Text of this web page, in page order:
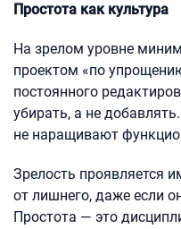
Простота как культура
На зрелом уровне
проектом «по
постоянного
убирать, а не
не наращивают
Зрелость проявляется
от лишнего, даже если
Простота — это